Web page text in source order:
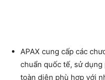
APAX cung cấp các
chuẩn quốc tế, sử
toàn diện phù hợp với